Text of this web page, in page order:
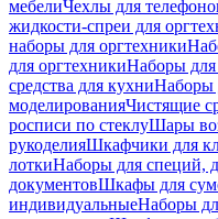
мебелиЧехлы для
жидкости-спреи для
наборы для оргтехники
для оргтехникиНаборы для
средства для кухниНаборы
моделированияЧистящие
росписи по стеклуШары
рукоделияШкафчики для
лоткиНаборы для специй,
документовШкафы для
индивидуальныеНаборы